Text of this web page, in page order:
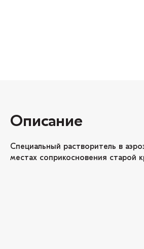
Описание
Специальный растворитель в
местах соприкосновения старой